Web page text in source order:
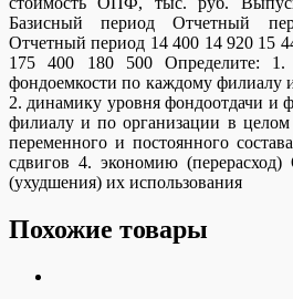
Базисный период Отчетный
Отчетный период 14 400 14 920 15
175 400 180 500 Определите: 1.
фондоемкости по каждому филиалу
2. динамику уровня фондоотдачи и
филиалу и по организации в
переменного и постоянного
сдвигов 4. экономию
(ухудшения) их использования
Похожие товары